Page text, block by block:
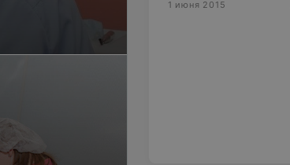
1 июня 2015